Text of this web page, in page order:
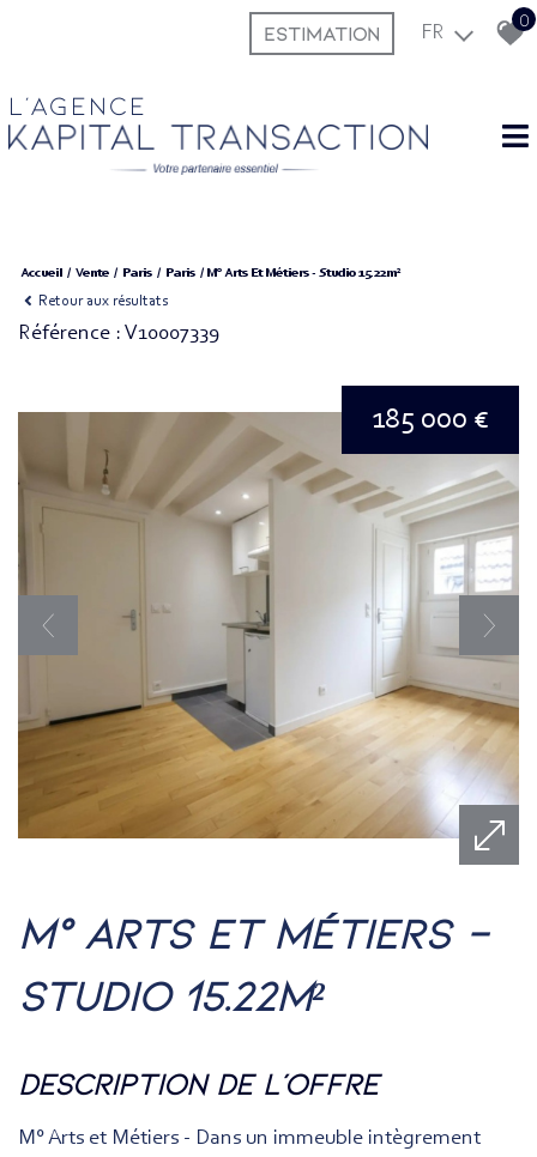
ESTIMATION FR
0
L'agence
Accueil Vente Paris Paris M° Arts Et Métiers - Studio 15.22m²
Retour aux résultats
Référence : V10007339
185 000 €
m° arts et métiers -
studio 15.22m²
description de l'offre
M° Arts et Métiers - Dans un immeuble intègrement